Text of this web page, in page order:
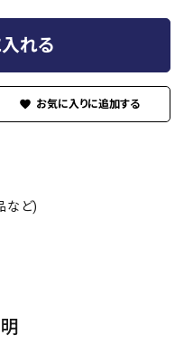
れる
favorite
など)